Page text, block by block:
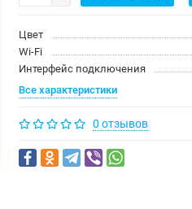
Цвет
Wi-Fi
Интерфейс подключения
Все характеристики
0 отзывов